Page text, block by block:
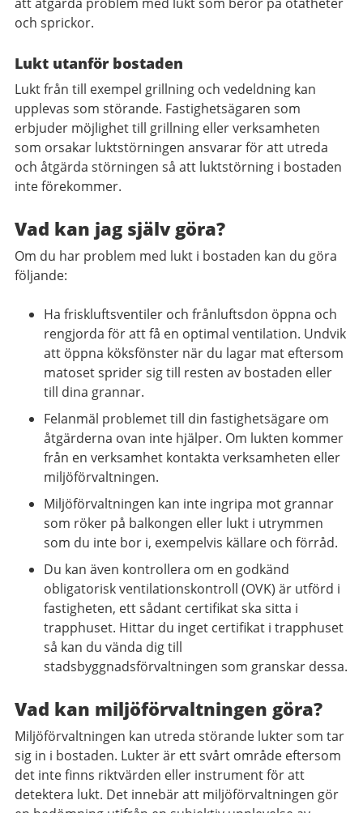
och sprickor.
Lukt utanför bostaden
Lukt från till exempel grillning och vedeldning kan
upplevas som störande. Fastighetsägaren som
erbjuder möjlighet till grillning eller verksamheten
som orsakar luktstörningen ansvarar för att utreda
och åtgärda störningen så att luktstörning i bostaden
inte förekommer.
Vad kan jag själv göra?
Om du har problem med lukt i bostaden kan du göra
följande:
Ha friskluftsventiler och frånluftsdon öppna och
rengjorda för att få en optimal ventilation. Undvik
att öppna köksfönster när du lagar mat eftersom
matoset sprider sig till resten av bostaden eller
till dina grannar.
Felanmäl problemet till din fastighetsägare om
åtgärderna ovan inte hjälper. Om lukten kommer
från en verksamhet kontakta verksamheten eller
miljöförvaltningen.
Miljöförvaltningen kan inte ingripa mot grannar
som röker på balkongen eller lukt i utrymmen
som du inte bor i, exempelvis källare och förråd.
Du kan även kontrollera om en godkänd
obligatorisk ventilationskontroll (OVK) är utförd i
fastigheten, ett sådant certifikat ska sitta i
trapphuset. Hittar du inget certifikat i trapphuset
så kan du vända dig till
stadsbyggnadsförvaltningen som granskar dessa.
Vad kan miljöförvaltningen göra?
Miljöförvaltningen kan utreda störande lukter som tar
sig in i bostaden. Lukter är ett svårt område eftersom
det inte finns riktvärden eller instrument för att
detektera lukt. Det innebär att miljöförvaltningen gör